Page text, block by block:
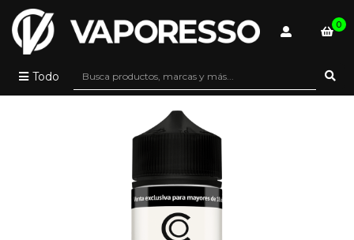
Todo
0